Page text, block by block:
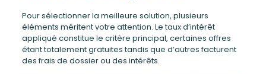
Pour sélectionner la meilleure solution, plusieurs
éléments méritent votre attention. Le taux d’intérêt
appliqué constitue le critère principal, certaines offres
étant totalement gratuites tandis que d’autres facturent
des frais de dossier ou des intérêts.